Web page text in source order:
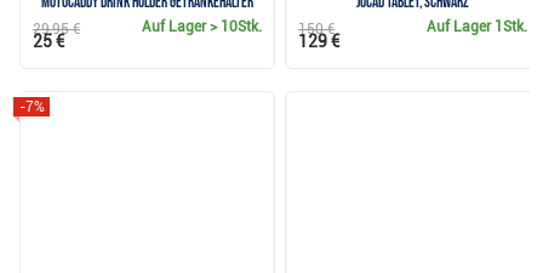
Auf Lager> 10Stk.
29,95 €
25 €
Auf Lager 1Stk.
150 €
129 €
-7%